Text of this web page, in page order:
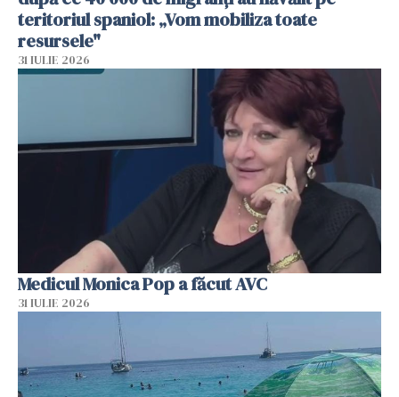
teritoriul spaniol: „Vom mobiliza toate
resursele"
31 IULIE 2026
Medicul Monica Pop a făcut AVC
31 IULIE 2026